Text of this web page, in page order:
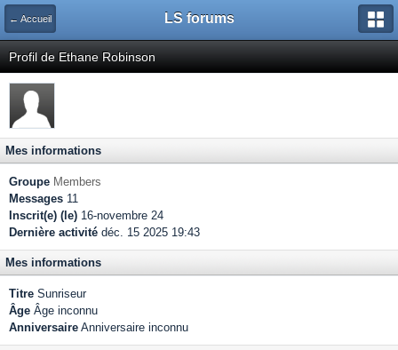
← Accueil LS forums
Profil de Ethane Robinson
Mes informations
Groupe Members
Messages 11
Inscrit(e) (le) 16-novembre 24
Dernière activité déc. 15 2025 19:43
Mes informations
Titre Sunriseur
Âge Âge inconnu
Anniversaire Anniversaire inconnu